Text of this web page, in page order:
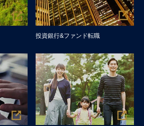
投資銀行&ファンド転職